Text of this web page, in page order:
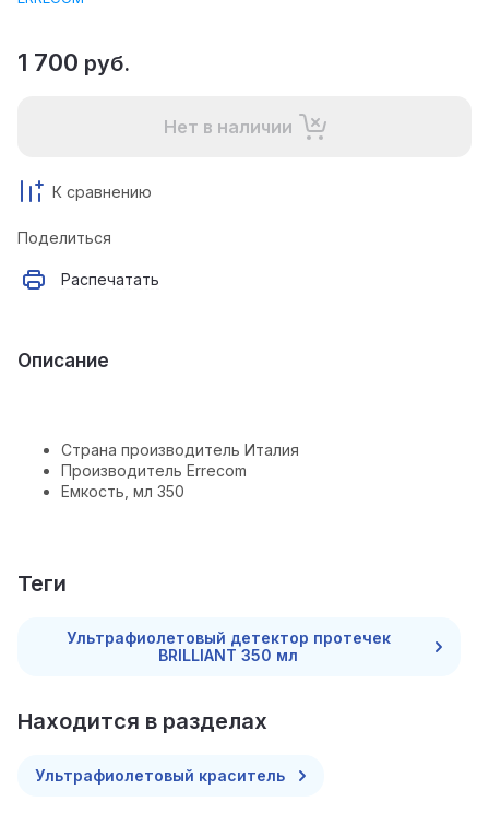
1 700 руб.
Нет в наличии
К сравнению
Поделиться
Распечатать
Описание
Страна производитель Италия
Производитель Errecom
Емкость, мл 350
теги
Ультрафиолетовый детектор протечек
BRILLIANT 350 мл
Находится в разделах
Ультрафиолетовый краситель